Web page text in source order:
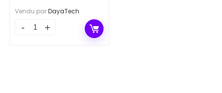
Vendu parDayaTech
Yaourt